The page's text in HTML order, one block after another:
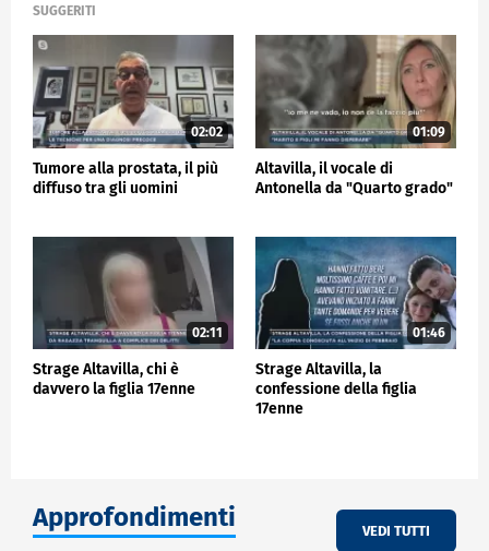
SUGGERITI
02:02
Tumore alla prostata, il più
diffuso tra gli uomini
01:09
Altavilla, il vocale di
Antonella da "Quarto grado"
02:11
Strage Altavilla, chi è
davvero la figlia 17enne
01:46
Strage Altavilla, la
confessione della figlia
17enne
Approfondimenti VEDI TUTTI